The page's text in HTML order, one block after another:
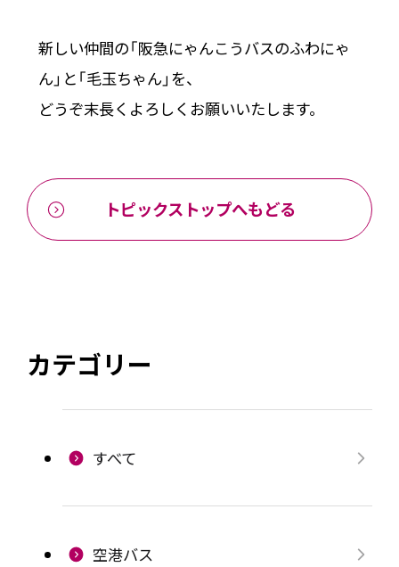
新しい仲間の「阪急にゃんこうバスのふわにゃ
ん」と「毛玉ちゃん」を、
どうぞ末長くよろしくお願いいたします。
トピックストップへもどる
カテゴリー
すべて
空港バス